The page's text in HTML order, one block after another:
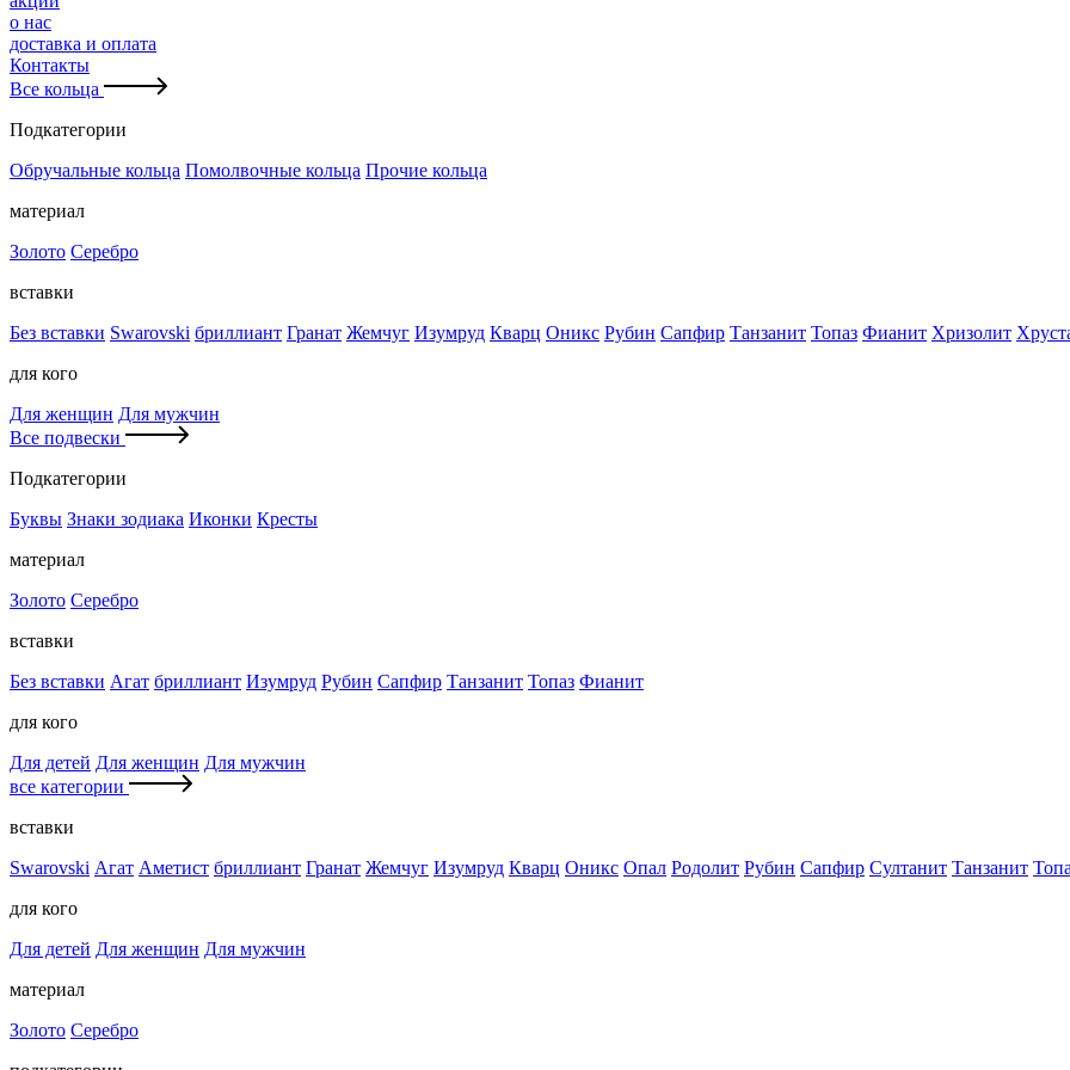
о нас
доставка и оплата
Контакты
Все кольца
Подкатегории
Обручальные кольца Помолвочные кольца Прочие кольца
материал
Золото Серебро
вставки
Без вставки Swarovski бриллиант Гранат Жемчуг Изумруд Кварц Оникс Рубин Сапфир Танзанит Топаз Фианит Хризолит
для кого
Для женщин Для мужчин
Все подвески
Подкатегории
Буквы Знаки зодиака Иконки Кресты
материал
Золото Серебро
вставки
Без вставки Агат бриллиант Изумруд Рубин Сапфир Танзанит Топаз Фианит
для кого
Для детей Для женщин Для мужчин
все категории
вставки
Swarovski Агат Аметист бриллиант Гранат Жемчуг Изумруд Кварц Оникс Опал Родолит Рубин Сапфир Султанит Танзанит
для кого
Для детей Для женщин Для мужчин
материал
Золото Серебро